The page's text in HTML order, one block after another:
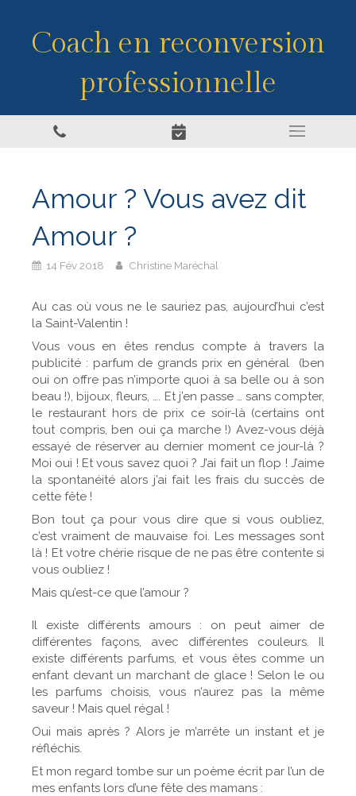
Coach en reconversion
professionnelle
Amour ? Vous avez dit
Amour ?
14 Fév 2018 Christine Maréchal
Au cas où vous ne le sauriez pas, aujourd’hui c’est
la Saint-Valentin !
Vous vous en êtes rendus compte à travers la
publicité : parfum de grands prix en général (ben
oui on offre pas n’importe quoi à sa belle ou à son
beau !), bijoux, fleurs, …. Et j’en passe … sans compter,
le restaurant hors de prix ce soir-là (certains ont
tout compris, ben oui ça marche !) Avez-vous déjà
essayé de réserver au dernier moment ce jour-là ?
Moi oui ! Et vous savez quoi ? J’ai fait un flop ! J’aime
la spontanéité alors j’ai fait les frais du succès de
cette fête !
Bon tout ça pour vous dire que si vous oubliez,
c’est vraiment de mauvaise foi. Les messages sont
là ! Et votre chérie risque de ne pas être contente si
vous oubliez !
Mais qu’est-ce que l’amour ?
Il existe différents amours : on peut aimer de
différentes façons, avec différentes couleurs. Il
existe différents parfums, et vous êtes comme un
enfant devant un marchant de glace ! Selon le ou
les parfums choisis, vous n’aurez pas la même
saveur ! Mais quel régal !
Oui mais après ? Alors je m’arrête un instant et je
réfléchis.
Et mon regard tombe sur un poème écrit par l’un de
mes enfants lors d’une fête des mamans :